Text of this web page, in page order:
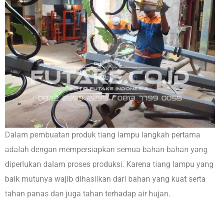
Dalam pembuatan produk tiang lampu langkah pertama
adalah dengan mempersiapkan semua bahan-bahan yang
diperlukan dalam proses produksi. Karena tiang lampu yang
baik mutunya wajib dihasilkan dari bahan yang kuat serta
tahan panas dan juga tahan terhadap air hujan.